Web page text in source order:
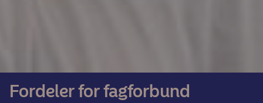
Fordeler for fagforbund